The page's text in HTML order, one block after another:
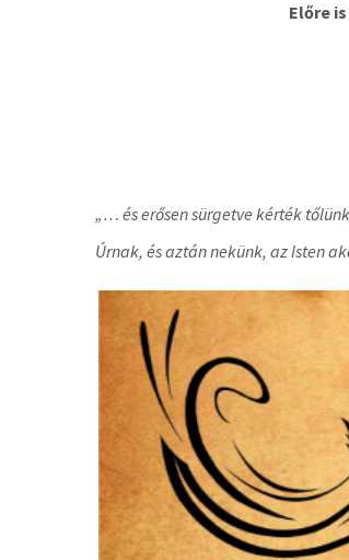
Előre is hálásan
„… és erősen sürgetve kérték
Úrnak, és aztán nekünk, az Isten